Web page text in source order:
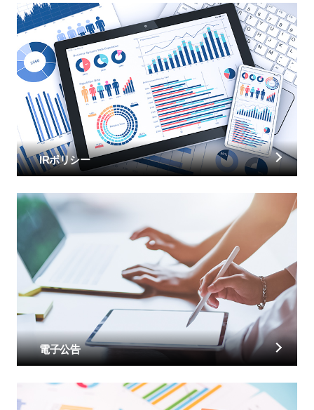
IRポリシー
電子公告